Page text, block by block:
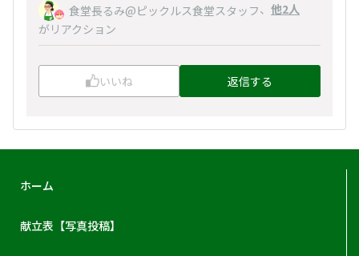
食堂長るみ@ピックルス食堂スタッフ、 他2人
がリアクション
いいね 返信する
ホーム
献立表【写真投稿】